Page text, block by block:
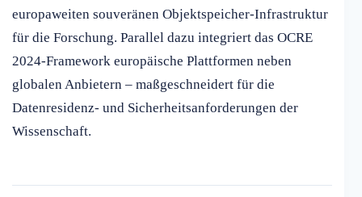
europaweiten souveränen Objektspeicher-Infrastruktur
für die Forschung. Parallel dazu integriert das OCRE
2024-Framework europäische Plattformen neben
globalen Anbietern – maßgeschneidert für die
Datenresidenz- und Sicherheitsanforderungen der
Wissenschaft.